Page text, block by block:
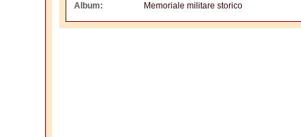
Album:
Memoriale militare storico